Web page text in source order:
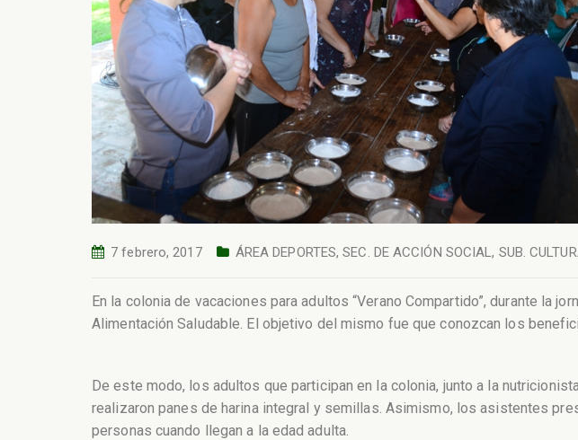
7 febrero, 2017 ÁREA DEPORTES,SEC. DE ACCIÓN SOCIAL, SUB.
En la colonia de vacaciones para adultos “Verano Compartido”, durante la
Alimentación Saludable. El objetivo del mismo fue que conozcan los
De este modo, los adultos que participan en la colonia, junto a la
realizaron panes de harina integral y semillas. Asimismo, los asistentes
personas cuando llegan a la edad adulta.